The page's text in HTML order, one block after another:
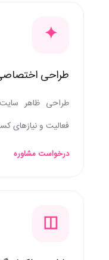
✦
طراحی
طراحی ظاهر
فعالیت و نیازهای
درخواست مشاوره
◫